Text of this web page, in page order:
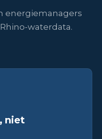
energiemanagers
waterdata.
niet